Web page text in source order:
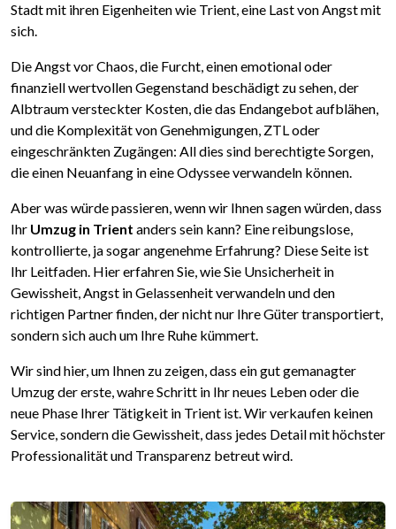
Stadt mit ihren Eigenheiten wie Trient, eine Last von Angst mit
sich.
Die Angst vor Chaos, die Furcht, einen emotional oder
finanziell wertvollen Gegenstand beschädigt zu sehen, der
Albtraum versteckter Kosten, die das Endangebot aufblähen,
und die Komplexität von Genehmigungen, ZTL oder
eingeschränkten Zugängen: All dies sind berechtigte Sorgen,
die einen Neuanfang in eine Odyssee verwandeln können.
Aber was würde passieren, wenn wir Ihnen sagen würden, dass
Ihr Umzug in Trient anders sein kann? Eine reibungslose,
kontrollierte, ja sogar angenehme Erfahrung? Diese Seite ist
Ihr Leitfaden. Hier erfahren Sie, wie Sie Unsicherheit in
Gewissheit, Angst in Gelassenheit verwandeln und den
richtigen Partner finden, der nicht nur Ihre Güter transportiert,
sondern sich auch um Ihre Ruhe kümmert.
Wir sind hier, um Ihnen zu zeigen, dass ein gut gemanagter
Umzug der erste, wahre Schritt in Ihr neues Leben oder die
neue Phase Ihrer Tätigkeit in Trient ist. Wir verkaufen keinen
Service, sondern die Gewissheit, dass jedes Detail mit höchster
Professionalität und Transparenz betreut wird.